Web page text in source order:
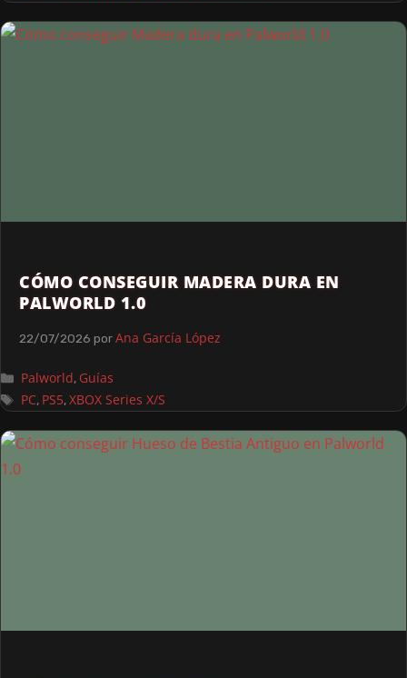
CÓMO CONSEGUIR MADERA DURA EN
PALWORLD 1.0
22/07/2026 porAna García López
Palworld, Guías
PC, PS5,XBOX Series X/S